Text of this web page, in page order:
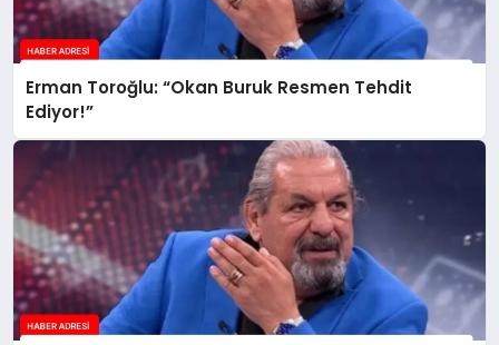
Erman Toroğlu: “Okan Buruk Resmen Tehdit
Ediyor!”